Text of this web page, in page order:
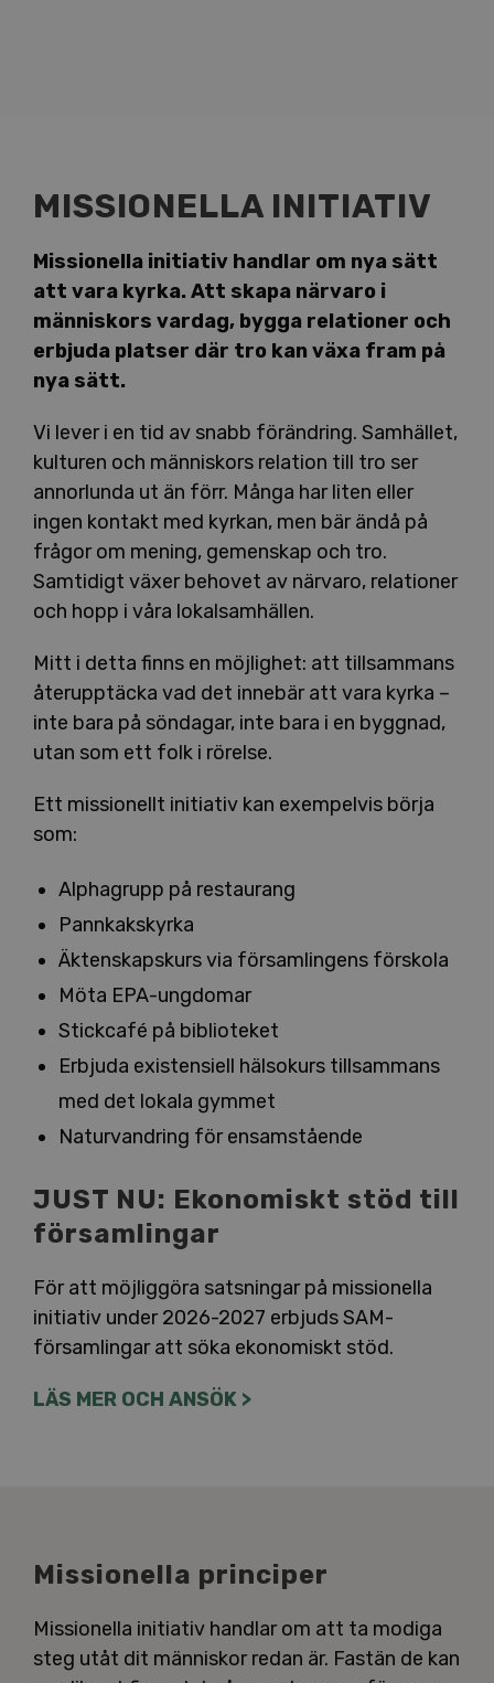
MISSIONELLA INITIATIV
Missionella initiativ handlar om nya sätt
att vara kyrka. Att skapa närvaro i
människors vardag, bygga relationer och
erbjuda platser där tro kan växa fram på
nya sätt.
Vi lever i en tid av snabb förändring. Samhället,
kulturen och människors relation till tro ser
annorlunda ut än förr. Många har liten eller
ingen kontakt med kyrkan, men bär ändå på
frågor om mening, gemenskap och tro.
Samtidigt växer behovet av närvaro, relationer
och hopp i våra lokalsamhällen.
Mitt i detta finns en möjlighet: att tillsammans
återupptäcka vad det innebär att vara kyrka –
inte bara på söndagar, inte bara i en byggnad,
utan som ett folk i rörelse.
Ett missionellt initiativ kan exempelvis börja
som:
Alphagrupp på restaurang
Pannkakskyrka
Äktenskapskurs via församlingens förskola
Möta EPA-ungdomar
Stickcafé på biblioteket
Erbjuda existensiell hälsokurs tillsammans
med det lokala gymmet
Naturvandring för ensamstående
JUST NU: Ekonomiskt stöd till
församlingar
För att möjliggöra satsningar på missionella
initiativ under 2026-2027 erbjuds SAM-
församlingar att söka ekonomiskt stöd.
LÄS MER OCH ANSÖK >
Missionella principer
Missionella initiativ handlar om att ta modiga
steg utåt dit människor redan är. Fastän de kan